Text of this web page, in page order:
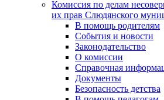
Комиссия по делам
их прав Слюдянского
В помощь родителям
События и новости
Законодательство
О комиссии
Справочная
Документы
Безопасность детства